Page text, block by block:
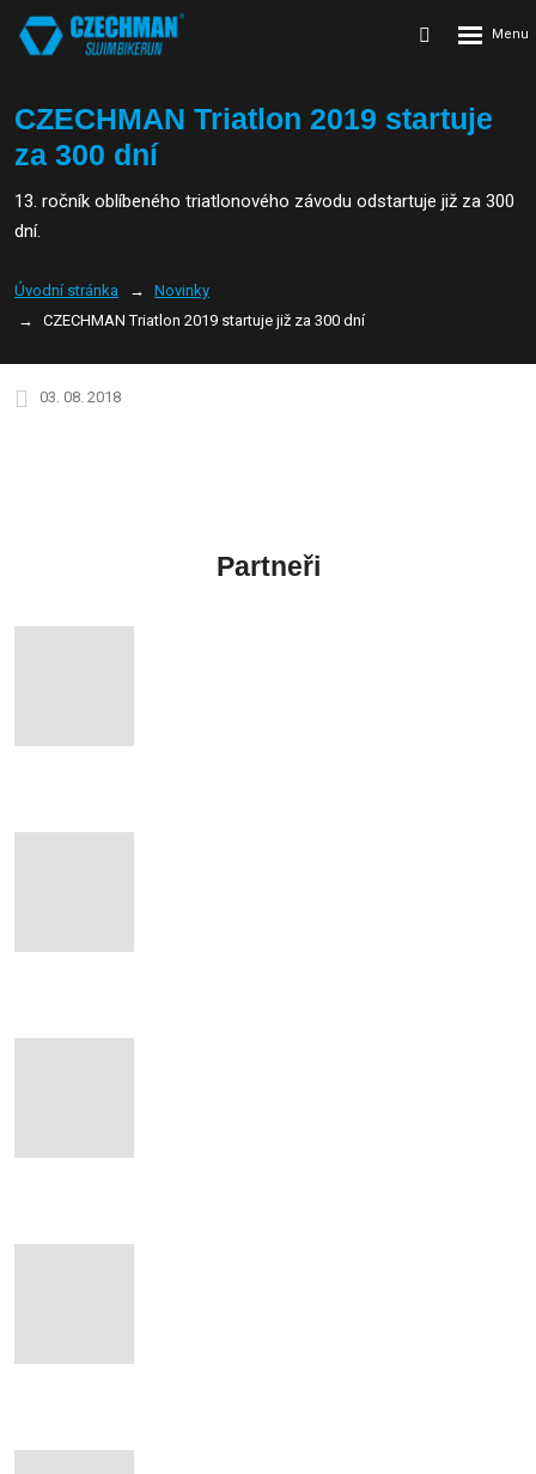
Vyhledávání
Rozbalení
CZECHMAN Triatlon 2019 startuje
za 300 dní
13. ročník oblíbeného triatlonového závodu odstartuje již za 300
dní.
Úvodní stránka
Novinky
CZECHMAN Triatlon 2019 startuje již za 300 dní
03. 08. 2018
Partneři